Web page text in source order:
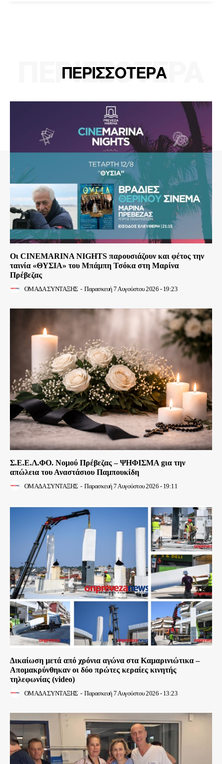
ΠΕΡΙΣΣΟΤΕΡΑ
ΠΕΡΙΣΣΟΤΕΡΑ
Οι CINEMARINA NIGHTS παρουσιάζουν και φέτος την
ταινία «ΘΥΣΙΑ» του Μπάμπη Τσόκα στη Μαρίνα
Πρέβεζας
ΟΜΑΔΑ ΣΥΝΤΑΞΗΣ - Παρασκευή 7 Αυγούστου 2026 - 19:23
Σ.Ε.Ε.Λ.ΦΟ. Νομού Πρέβεζας – ΨΗΦΙΣΜΑ gια την
απώλεια του Αναστάσιου Παμπουκίδη
ΟΜΑΔΑ ΣΥΝΤΑΞΗΣ - Παρασκευή 7 Αυγούστου 2026 - 19:11
Δικαίωση μετά από χρόνια αγώνα στα Καμαρινιώτικα –
Απομακρύνθηκαν οι δύο πρώτες κεραίες κινητής
τηλεφωνίας (video)
ΟΜΑΔΑ ΣΥΝΤΑΞΗΣ - Παρασκευή 7 Αυγούστου 2026 - 13:23